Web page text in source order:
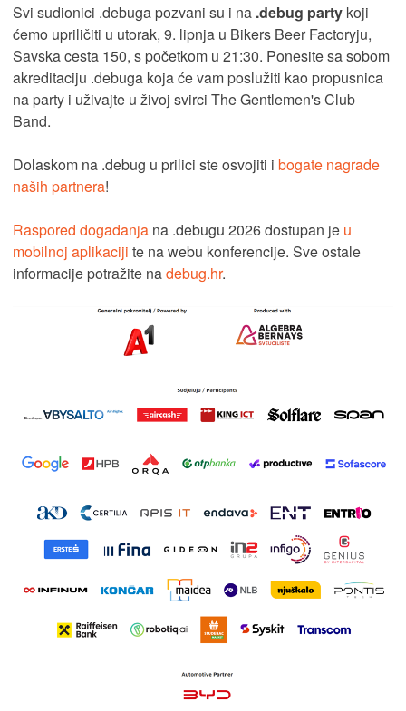
Svi sudionici .debuga pozvani su i na .debug party koji
ćemo upriličiti u utorak, 9. lipnja u Bikers Beer Factoryju,
Savska cesta 150, s početkom u 21:30. Ponesite sa sobom
akreditaciju .debuga koja će vam poslužiti kao propusnica
na party i uživajte u živoj svirci The Gentlemen's Club
Band.
Dolaskom na .debug u prilici ste osvojiti i bogate nagrade
naših partnera!
Raspored događanja na .debugu 2026 dostupan je u
mobilnoj aplikaciji te na webu konferencije. Sve ostale
informacije potražite nadebug.hr.